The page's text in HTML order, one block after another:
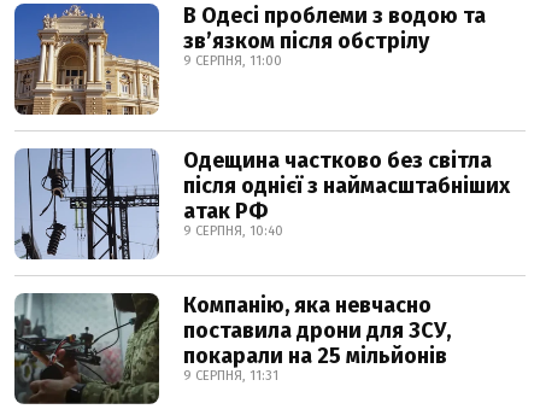
В Одесі проблеми з водою та
звʼязком після обстрілу
9 СЕРПНЯ, 11:00
Одещина частково без світла
після однієї з наймасштабніших
атак РФ
9 СЕРПНЯ, 10:40
Компанію, яка невчасно
поставила дрони для ЗСУ,
покарали на 25 мільйонів
9 СЕРПНЯ, 11:31